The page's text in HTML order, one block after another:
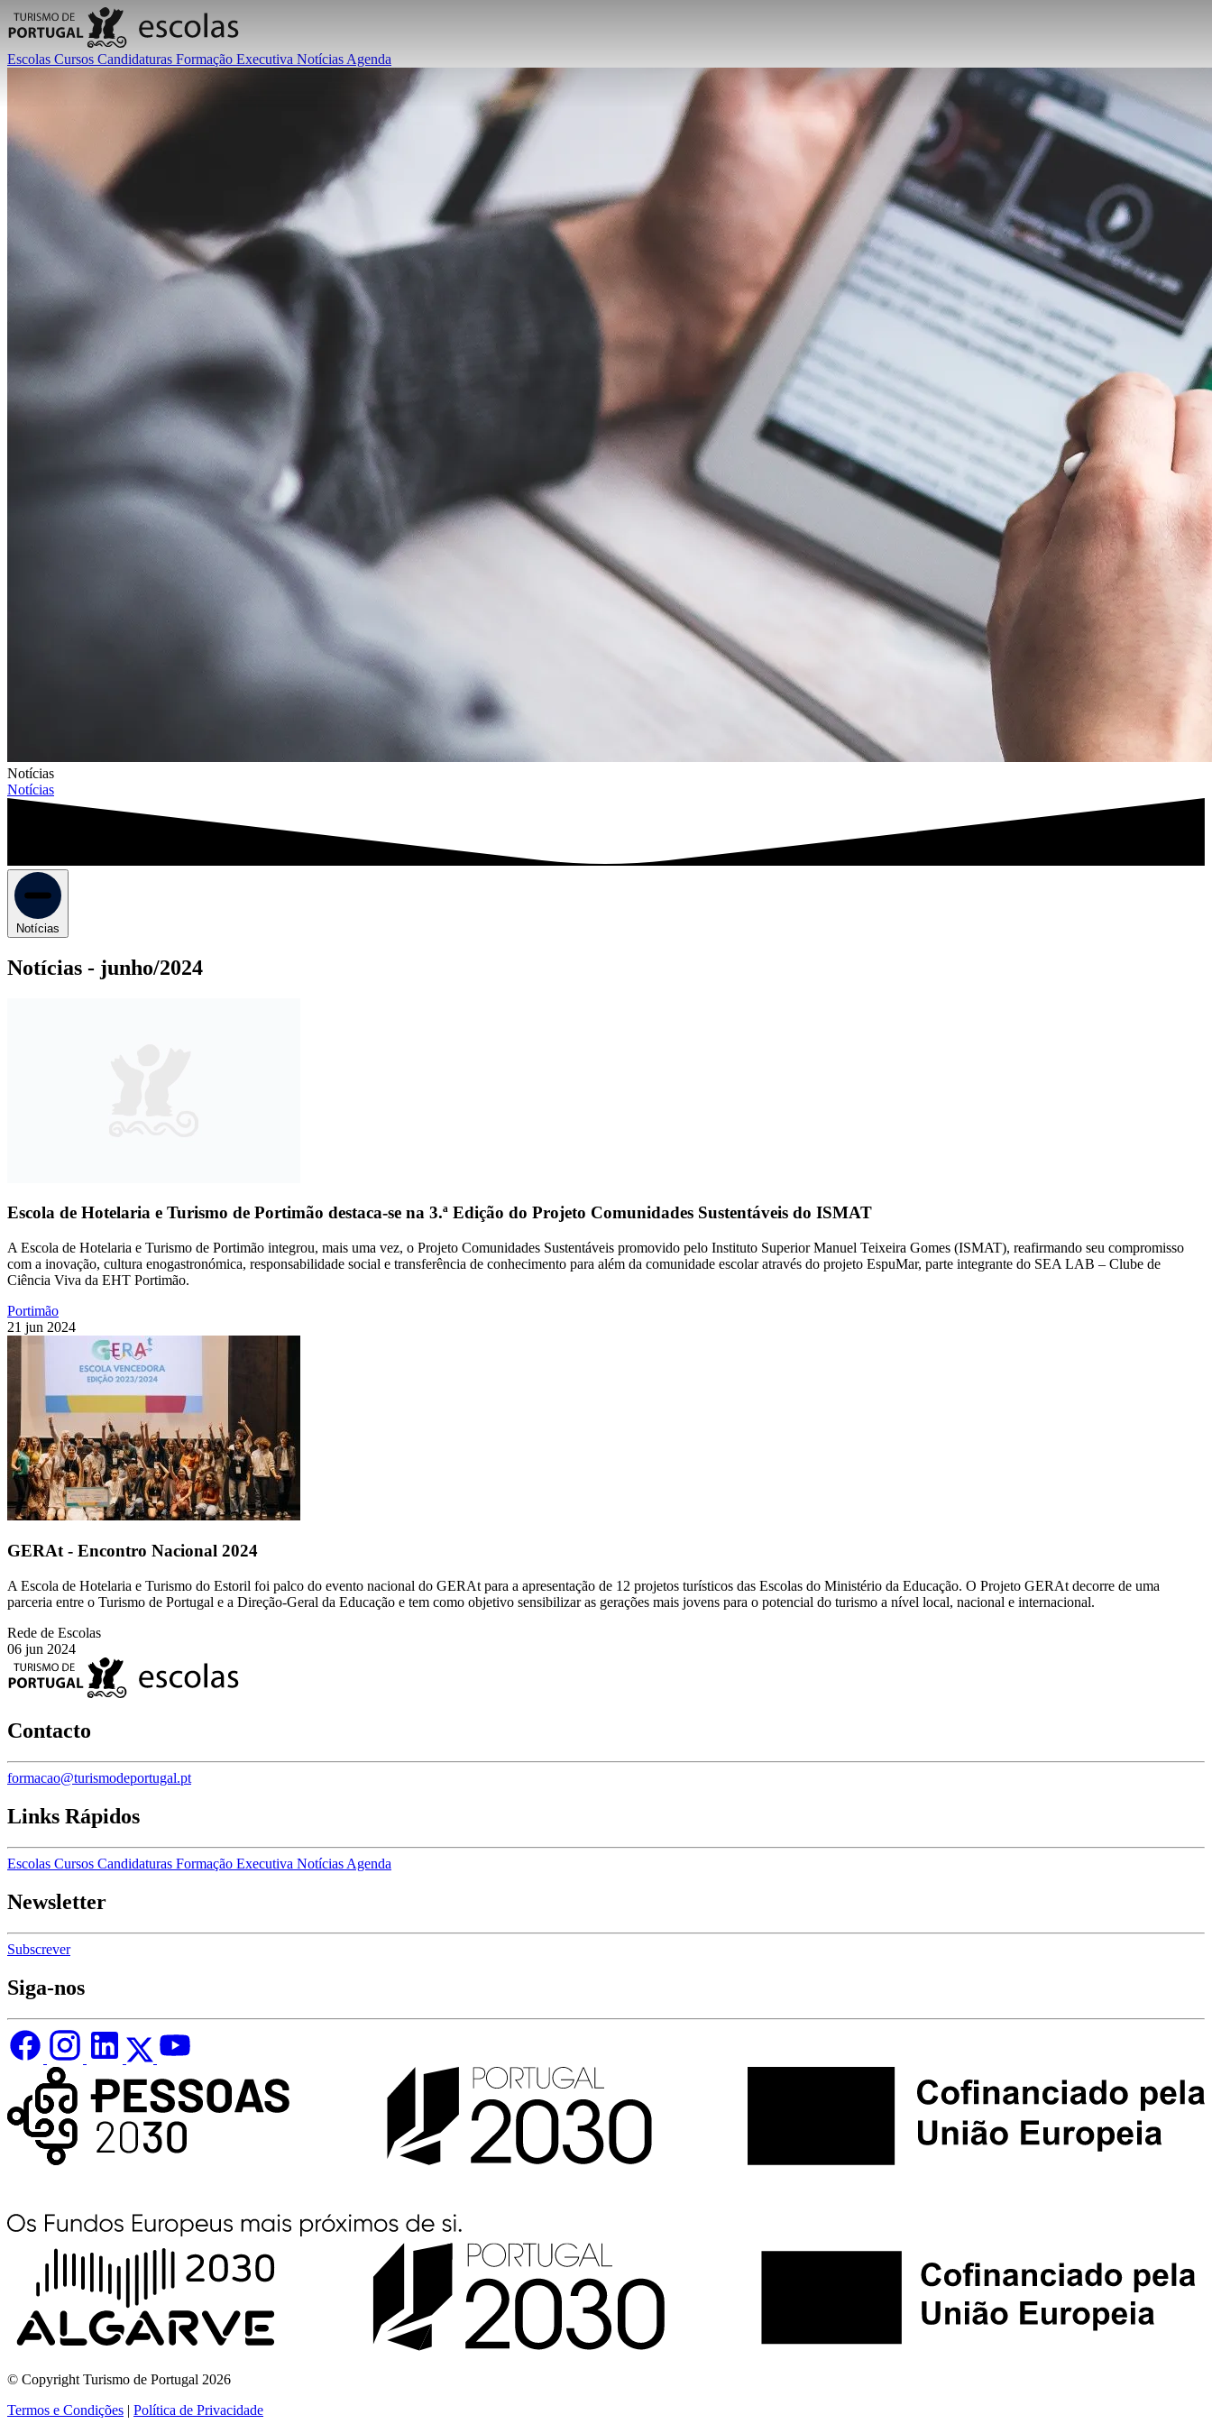
Escolas Cursos Candidaturas Formação Executiva Notícias Agenda
Notícias
Notícias
Notícias
Notícias - junho/2024
Escola de Hotelaria e Turismo de Portimão destaca-se na 3.ª Edição do Projeto Comunidades Sustentáveis do ISMAT
A Escola de Hotelaria e Turismo de Portimão integrou, mais uma vez, o Projeto Comunidades Sustentáveis promovido pelo Instituto Superior Manuel Teixeira Gomes (ISMAT), reafirmando seu compromisso
com a inovação, cultura enogastronómica, responsabilidade social e transferência de conhecimento para além da comunidade escolar através do projeto EspuMar, parte integrante do SEA LAB – Clube de
Ciência Viva da EHT Portimão.
Portimão
21 jun 2024
GERAt - Encontro Nacional 2024
A Escola de Hotelaria e Turismo do Estoril foi palco do evento nacional do GERAt para a apresentação de 12 projetos turísticos das Escolas do Ministério da Educação. O Projeto GERAt decorre de uma
parceria entre o Turismo de Portugal e a Direção-Geral da Educação e tem como objetivo sensibilizar as gerações mais jovens para o potencial do turismo a nível local, nacional e internacional.
Rede de Escolas
06 jun 2024
Contacto
formacao@turismodeportugal.pt
Links Rápidos
Escolas Cursos Candidaturas Formação Executiva Notícias Agenda
Newsletter
Subscrever
Siga-nos
© Copyright Turismo de Portugal 2026
Termos e Condições | Política de Privacidade